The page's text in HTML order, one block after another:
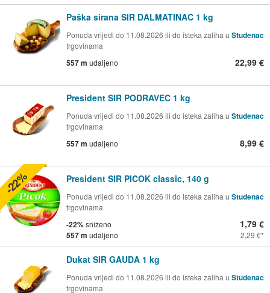
Paška sirana SIR DALMATINAC 1 kg
Ponuda vrijedi do 11.08.2026 ili do isteka zaliha u Studenac
trgovinama
557 m udaljeno 22,99 €
President SIR PODRAVEC 1 kg
Ponuda vrijedi do 11.08.2026 ili do isteka zaliha u Studenac
trgovinama
557 m udaljeno 8,99 €
President SIR PICOK classic, 140 g
Ponuda vrijedi do 11.08.2026 ili do isteka zaliha u Studenac
trgovinama
-22%sniženo
557 m udaljeno
1,79 €
2,29 €
-22%
Dukat SIR GAUDA 1 kg
Ponuda vrijedi do 11.08.2026 ili do isteka zaliha u Studenac
trgovinama